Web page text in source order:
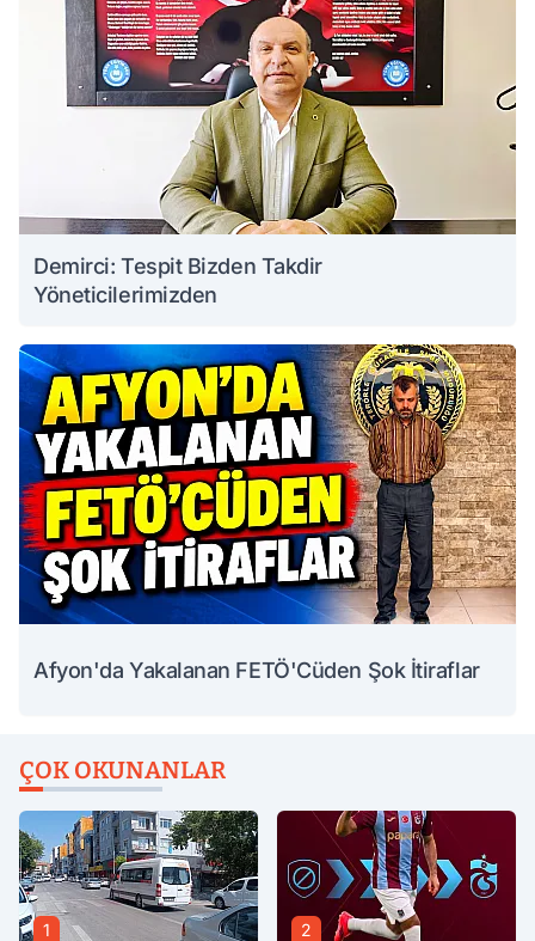
Demirci: Tespit Bizden Takdir
Yöneticilerimizden
Afyon'da Yakalanan FETÖ'Cüden Şok İtiraflar
ÇOK OKUNANLAR
1 2